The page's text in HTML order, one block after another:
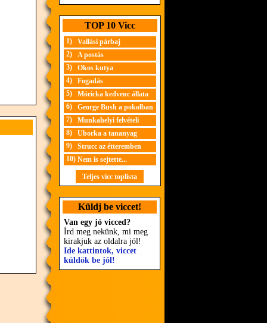
TOP 10 Vicc
1)
Vallási párbaj
2)
A postás
3)
Okos kutya
4)
Fogadás
5)
Móricka kedvenc állata
6)
George Bush a pokolban
7)
Munkahelyi felvételi
8)
Uborka a tananyag
9)
Strucc az étteremben
10) Nem is sejtette...
Teljes vicc toplista
Küldj be viccet!
Van egy jó vicced?
Írd meg nekünk, mi meg
kirakjuk az oldalra jól!
Ide kattintok, viccet
küldök be jól!